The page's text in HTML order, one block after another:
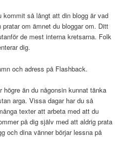
kommit så långt att din blogg är vad
om ämnet du bloggar om. Ditt
de mest interna kretsarna. Folk
dig.
och adress på Flashback.
högre än du någonsin kunnat tänka
arga. Vissa dagar har du så
texter att arbeta med att du
på dig själv med att aldrig prata
och dina vänner börjar lessna på